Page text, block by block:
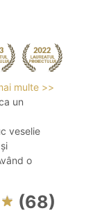
multe >>
un
veselie
o
(68)